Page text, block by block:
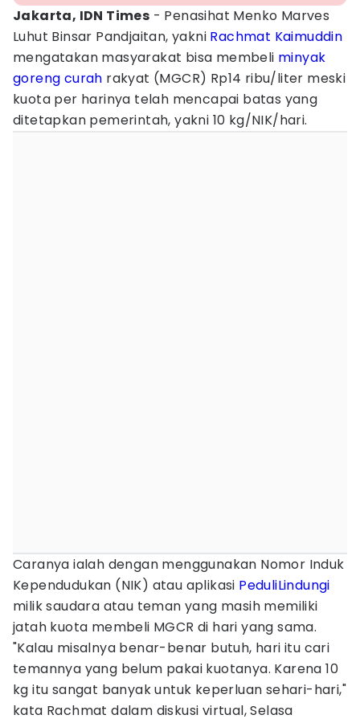
Jakarta, IDN Times - Penasihat Menko Marves
Luhut Binsar Pandjaitan, yakni Rachmat Kaimuddin
mengatakan masyarakat bisa membeli minyak
goreng curah rakyat (MGCR) Rp14 ribu/liter meski
kuota per harinya telah mencapai batas yang
ditetapkan pemerintah, yakni 10 kg/NIK/hari.
Caranya ialah dengan menggunakan Nomor Induk
Kependudukan (NIK) atau aplikasi PeduliLindungi
milik saudara atau teman yang masih memiliki
jatah kuota membeli MGCR di hari yang sama.
"Kalau misalnya benar-benar butuh, hari itu cari
temannya yang belum pakai kuotanya. Karena 10
kg itu sangat banyak untuk keperluan sehari-hari,"
kata Rachmat dalam diskusi virtual, Selasa